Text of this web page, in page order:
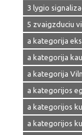
3 lygio
5 zvaigzduciu
a kategorija
a kategorija
a kategorija
a kategorijos
a kategorijos
a kategorijos